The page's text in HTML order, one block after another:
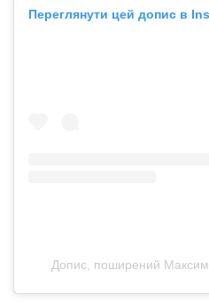
Переглянути цей допис в
Допис, поширений